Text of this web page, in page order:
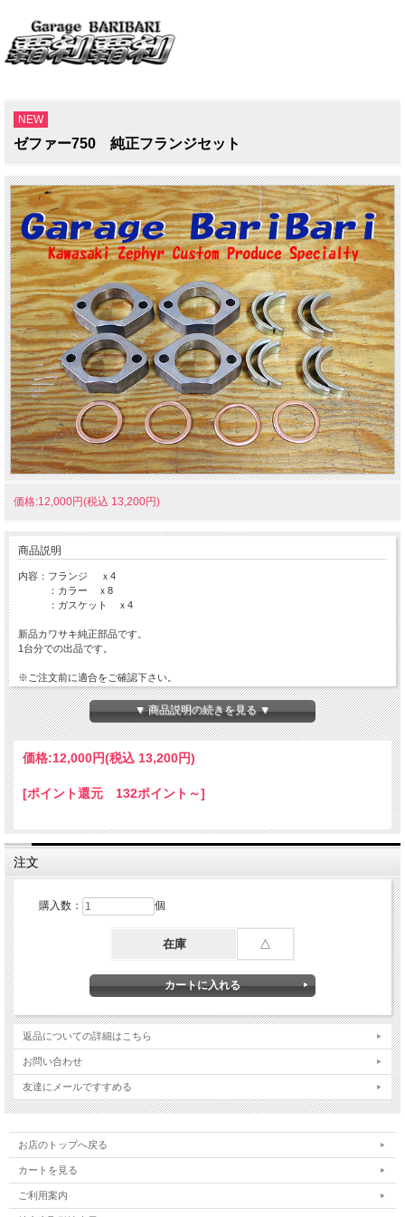
NEW
ゼファー750 純正フランジセット
価格:12,000円(税込 13,200円)
商品説明
内容：フランジ ｘ4
：カラー ｘ8
：ガスケット ｘ4
新品カワサキ純正部品です。
1台分での出品です。
※ご注文前に適合をご確認下さい。
※在庫状況によりメーカーより取り寄せになる場合ご御座います。
お急ぎの方は、ご注文前に在庫確認をお願いします。
▼ 商品説明の続きを見る ▼
価格:12,000円(税込 13,200円)
[ポイント還元 132ポイント～]
注文
購入数： 個
在庫 △
返品についての詳細はこちら
お問い合わせ
友達にメールですすめる
お店のトップへ戻る
カートを見る
ご利用案内